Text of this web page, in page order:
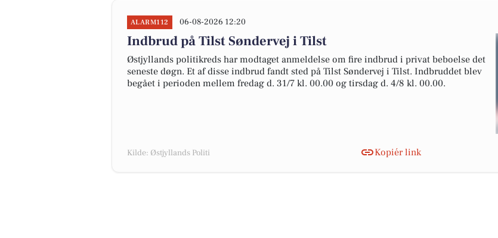
ALARM112 06-08-2026 12:20
Indbrud på Tilst Søndervej i Tilst
Østjyllands politikreds har modtaget anmeldelse om fire indbrud i privat beboelse det
seneste døgn. Et af disse indbrud fandt sted på Tilst Søndervej i Tilst. Indbruddet blev
begået i perioden mellem fredag d. 31/7 kl. 00.00 og tirsdag d. 4/8 kl. 00.00.
Kilde: Østjyllands Politi Kopiér link